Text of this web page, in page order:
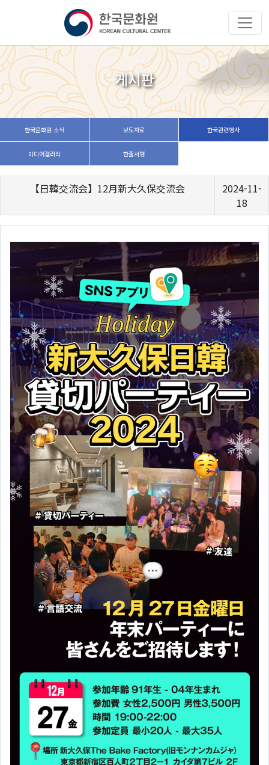
게시판
한국문화원 소식 보도자료 한국관련행사
미디어갤러리 한줄서평
【日韓交流会】12月新大久保交流会
2024-11-
18